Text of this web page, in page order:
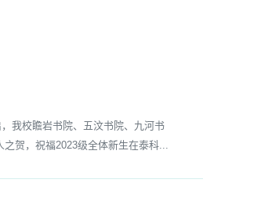
我校瞻岩书院、五汶书院、九河书
贺，祝福2023级全体新生在泰科...